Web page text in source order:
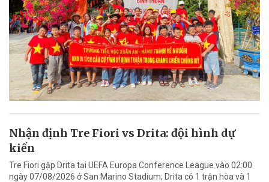
Nhận định Tre Fiori vs Drita: đội hình dự
kiến
Tre Fiori gặp Drita tại UEFA Europa Conference League vào 02:00
ngày 07/08/2026 ở San Marino Stadium; Drita có 1 trận hòa và 1